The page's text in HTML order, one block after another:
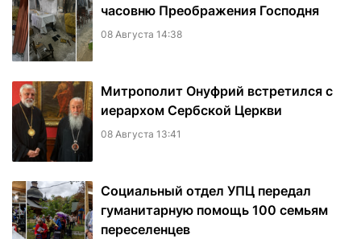
часовню Преображения Господня
08 Августа 14:38
Митрополит Онуфрий встретился с
иерархом Сербской Церкви
08 Августа 13:41
Социальный отдел УПЦ передал
гуманитарную помощь 100 семьям
переселенцев